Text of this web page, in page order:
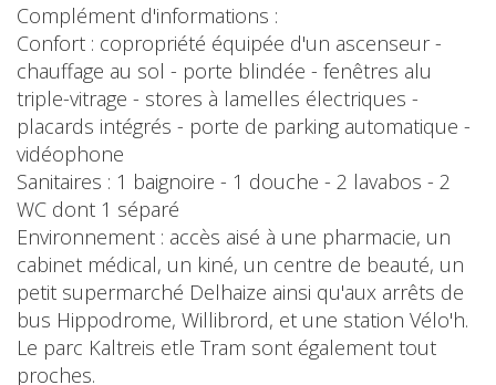
Complément d'informations :
Confort : copropriété équipée d'un ascenseur -
chauffage au sol - porte blindée - fenêtres alu
triple-vitrage - stores à lamelles électriques -
placards intégrés - porte de parking automatique -
vidéophone
Sanitaires : 1 baignoire - 1 douche - 2 lavabos - 2
WC dont 1 séparé
Environnement : accès aisé à une pharmacie, un
cabinet médical, un kiné, un centre de beauté, un
petit supermarché Delhaize ainsi qu'aux arrêts de
bus Hippodrome, Willibrord, et une station Vélo'h.
Le parc Kaltreis etle Tram sont également tout
proches.